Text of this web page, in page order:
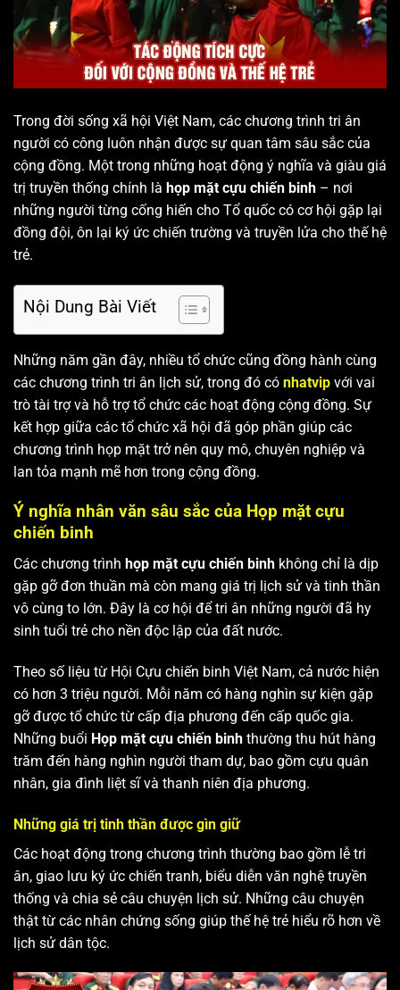
Trong đời sống xã hội Việt Nam, các chương trình tri ân
người có công luôn nhận được sự quan tâm sâu sắc của
cộng đồng. Một trong những hoạt động ý nghĩa và giàu giá
trị truyền thống chính là họp mặt cựu chiến binh – nơi
những người từng cống hiến cho Tổ quốc có cơ hội gặp lại
đồng đội, ôn lại ký ức chiến trường và truyền lửa cho thế hệ
trẻ.
Nội Dung Bài Viết
Những năm gần đây, nhiều tổ chức cũng đồng hành cùng
các chương trình tri ân lịch sử, trong đó có nhatvip với vai
trò tài trợ và hỗ trợ tổ chức các hoạt động cộng đồng. Sự
kết hợp giữa các tổ chức xã hội đã góp phần giúp các
chương trình họp mặt trở nên quy mô, chuyên nghiệp và
lan tỏa mạnh mẽ hơn trong cộng đồng.
Ý nghĩa nhân văn sâu sắc của Họp mặt cựu
chiến binh
Các chương trình họp mặt cựu chiến binh không chỉ là dịp
gặp gỡ đơn thuần mà còn mang giá trị lịch sử và tinh thần
vô cùng to lớn. Đây là cơ hội để tri ân những người đã hy
sinh tuổi trẻ cho nền độc lập của đất nước.
Theo số liệu từ Hội Cựu chiến binh Việt Nam, cả nước hiện
có hơn 3 triệu người. Mỗi năm có hàng nghìn sự kiện gặp
gỡ được tổ chức từ cấp địa phương đến cấp quốc gia.
Những buổi Họp mặt cựu chiến binh thường thu hút hàng
trăm đến hàng nghìn người tham dự, bao gồm cựu quân
nhân, gia đình liệt sĩ và thanh niên địa phương.
Những giá trị tinh thần được gìn giữ
Các hoạt động trong chương trình thường bao gồm lễ tri
ân, giao lưu ký ức chiến tranh, biểu diễn văn nghệ truyền
thống và chia sẻ câu chuyện lịch sử. Những câu chuyện
thật từ các nhân chứng sống giúp thế hệ trẻ hiểu rõ hơn về
lịch sử dân tộc.